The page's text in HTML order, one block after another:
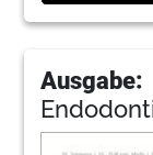
Ausgabe: